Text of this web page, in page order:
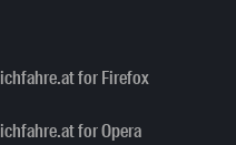
ichfahre.at for Firefox
ichfahre.at for Opera